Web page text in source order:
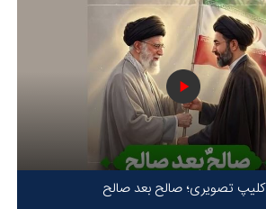
کلیپ تصویری؛ صالح بعد صالح